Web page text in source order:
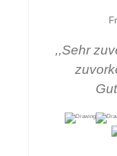
,,Sehr